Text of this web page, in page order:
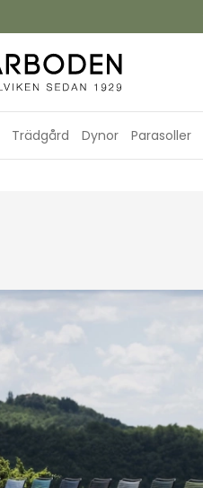
Trädgård Dynor Parasoller